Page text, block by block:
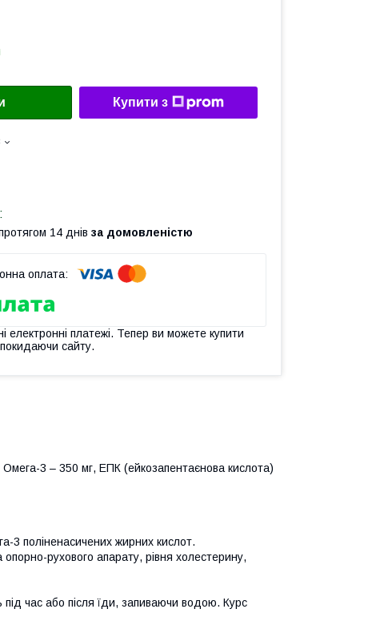
Купити з
14 днів за домовленістю
електронні платежі. Тепер ви можете купити
сайту.
3 – 350 мг, ЕПК (ейкозапентаєнова кислота)
3 поліненасичених жирних кислот.
рухового апарату, рівня холестерину,
час або після їди, запиваючи водою. Курс